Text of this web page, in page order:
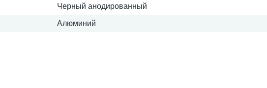
Черный анодированный
Алюминий